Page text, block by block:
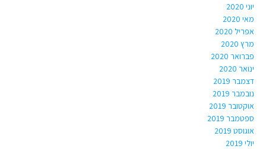
יוני 2020
מאי 2020
אפריל 2020
מרץ 2020
פברואר 2020
ינואר 2020
דצמבר 2019
נובמבר 2019
אוקטובר 2019
ספטמבר 2019
אוגוסט 2019
יולי 2019